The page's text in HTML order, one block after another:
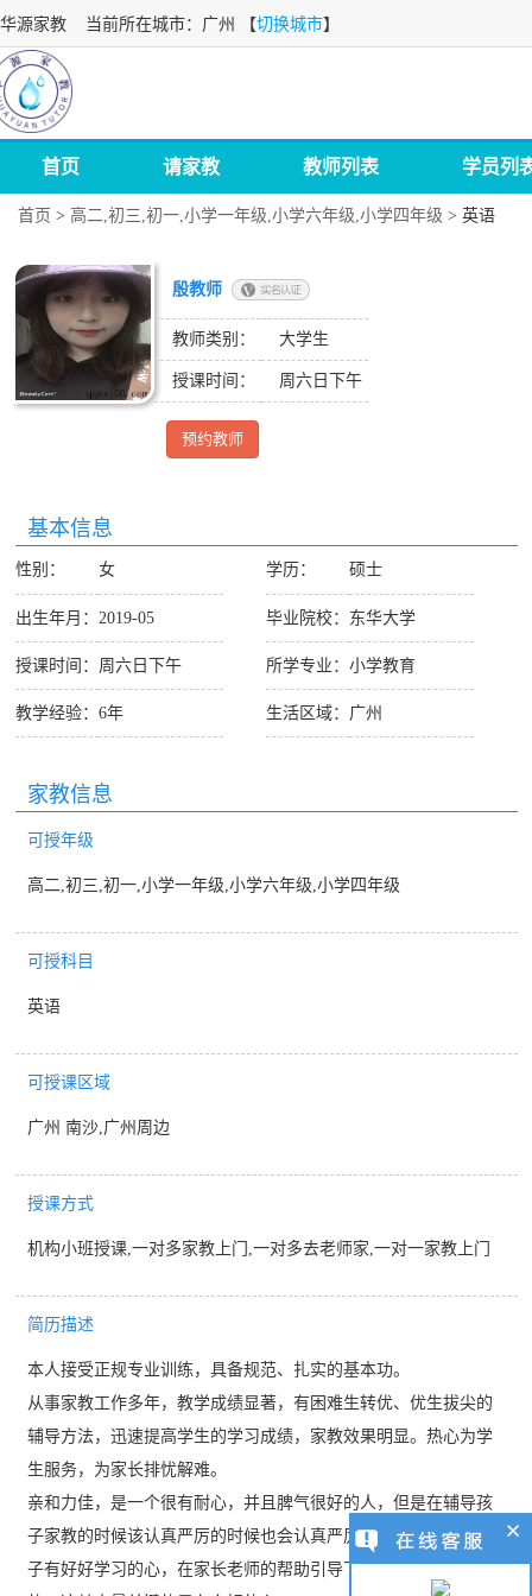
华源家教 当前所在城市：广州 【切换城市】
首页 请家教 教师列表 学员列
首页 > 高二,初三,初一,小学一年级,小学六年级,小学四年级 > 英语
殷教师
教师类别： 大学生
授课时间： 周六日下午
预约教师
基本信息
性别： 女
出生年月： 2019-05
授课时间： 周六日下午
教学经验： 6年
学历： 硕士
毕业院校： 东华大学
所学专业： 小学教育
生活区域： 广州
家教信息
可授年级
高二,初三,初一,小学一年级,小学六年级,小学四年级
可授科目
英语
可授课区域
广州 南沙,广州周边
授课方式
机构小班授课,一对多家教上门,一对多去老师家,一对一家教上门
简历描述
本人接受正规专业训练，具备规范、扎实的基本功。
从事家教工作多年，教学成绩显著，有困难生转优、优生拔尖的
辅导方法，迅速提高学生的学习成绩，家教效果明显。热心为学
生服务，为家长排忧解难。
亲和力佳，是一个很有耐心，并且脾气很好的人，但是在辅导孩
子家教的时候该认真严厉的时候也会认真严厉。我觉得，只要孩
子有好好学习的心，在家长老师的帮助引导下，是能取得好成绩